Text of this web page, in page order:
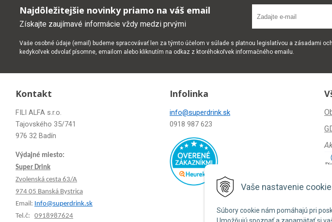
Vaše nastavenie
Súbory cookie nám pomáhajú pri
Najdôležitejšie novinky priamo na váš email
Získajte zaujímavé informácie vždy medzi prvými
Vaše osobné údaje (email) budeme spracovávať len za týmto účelom v súlade s platnou legislatívou a zásadami
kedykoľvek odvolať písomne, emailom alebo kliknutím na odkaz z ktoréhokoľvek informačného emailu.
Kontakt
FILI ALFA s.r.o.
Tajovského 35/741
976 32 Badín
Výdajné miesto:
Super Drink
Zvolenská cesta 63/A
974 05 Banská Bystrica
Email: Info@superdrink.sk
Tel.č: 0918987624
Infolinka
info@superdrink.sk
0918 987 623